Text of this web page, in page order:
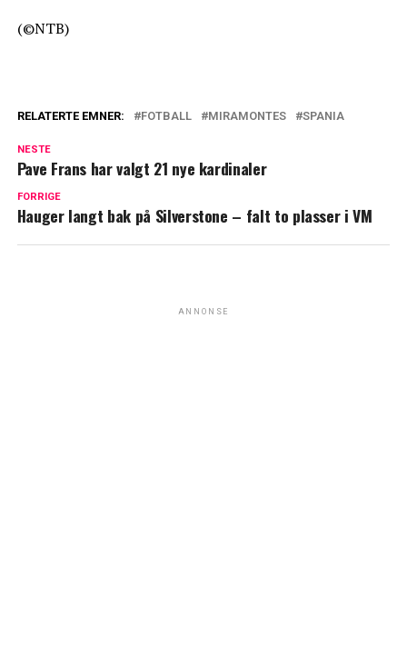
(©NTB)
RELATERTE EMNER: FOTBALL MIRAMONTES SPANIA
NESTE
Pave Frans har valgt 21 nye kardinaler
FORRIGE
Hauger langt bak på Silverstone – falt to plasser i VM
ANNONSE